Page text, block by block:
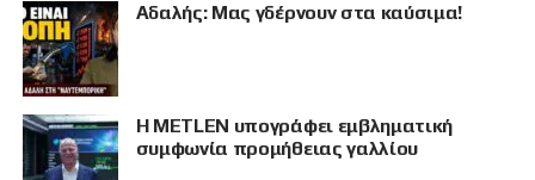
Αδαλής: Μας γδέρνουν στα καύσιμα!
Η METLEN υπογράφει εμβληματική
συμφωνία προμήθειας γαλλίου